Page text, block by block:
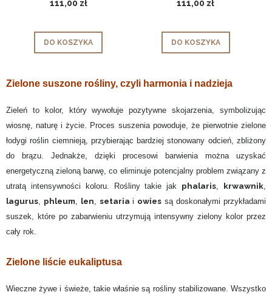
111,00 zł
DO KOSZYKA
111,00 zł
DO KOSZYKA
Zielone suszone rośliny, czyli harmonia i nadzieja
Zieleń to kolor, który wywołuje pozytywne skojarzenia, symbolizując
wiosnę, naturę i życie. Proces suszenia powoduje, że pierwotnie zielone
łodygi roślin ciemnieją, przybierając bardziej stonowany odcień, zbliżony
do brązu. Jednakże, dzięki procesowi barwienia można uzyskać
energetyczną zieloną barwę, co eliminuje potencjalny problem związany z
utratą intensywności koloru. Rośliny takie jak phalaris, krwawnik,
lagurus, phleum, len, setaria i owies są doskonałymi przykładami
suszek, które po zabarwieniu utrzymują intensywny zielony kolor przez
cały rok.
Zielone liście eukaliptusa
Wieczne żywe i świeże, takie właśnie są rośliny stabilizowane. Wszystko